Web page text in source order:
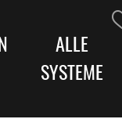
ALLE
SYSTEME